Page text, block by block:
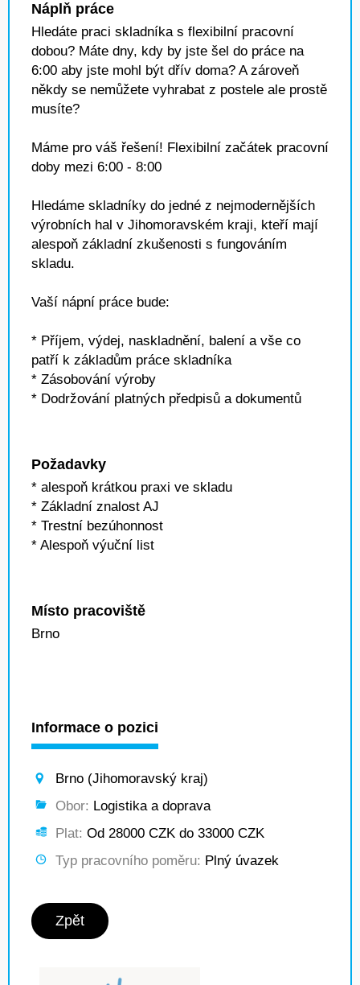
Náplň práce
Hledáte praci skladníka s flexibilní pracovní
dobou? Máte dny, kdy by jste šel do práce na
6:00 aby jste mohl být dřív doma? A zároveň
někdy se nemůžete vyhrabat z postele ale prostě
musíte?
Máme pro váš řešení! Flexibilní začátek pracovní
doby mezi 6:00 - 8:00
Hledáme skladníky do jedné z nejmodernějších
výrobních hal v Jihomoravském kraji, kteří mají
alespoň základní zkušenosti s fungováním
skladu.
Vaší nápní práce bude:
* Příjem, výdej, naskladnění, balení a vše co
patří k základům práce skladníka
* Zásobování výroby
* Dodržování platných předpisů a dokumentů
Požadavky
* alespoň krátkou praxi ve skladu
* Základní znalost AJ
* Trestní bezúhonnost
* Alespoň výuční list
Místo pracoviště
Brno
Informace o pozici
Brno (Jihomoravský kraj)
Obor: Logistika a doprava
Plat: Od 28000 CZK do 33000 CZK
Typ pracovního poměru: Plný úvazek
Zpět